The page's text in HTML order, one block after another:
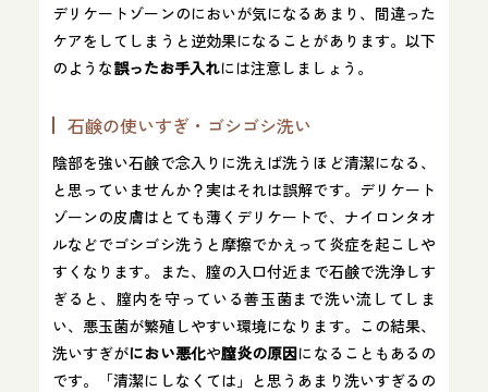
デリケートゾーンのにおいが気になるあまり、間違った
ケアをしてしまうと逆効果になることがあります。以下
のような誤ったお手入れには注意しましょう。
石鹸の使いすぎ・ゴシゴシ洗い
陰部を強い石鹸で念入りに洗えば洗うほど清潔になる、
と思っていませんか？実はそれは誤解です。デリケート
ゾーンの皮膚はとても薄くデリケートで、ナイロンタオ
ルなどでゴシゴシ洗うと摩擦でかえって炎症を起こしや
すくなります​。また、膣の入口付近まで石鹸で洗浄しす
ぎると、膣内を守っている善玉菌まで洗い流してしま
い、悪玉菌が繁殖しやすい環境になります​。この結果、
洗いすぎがにおい悪化や膣炎の原因になることもあるの
です。「清潔にしなくては」と思うあまり洗いすぎるの